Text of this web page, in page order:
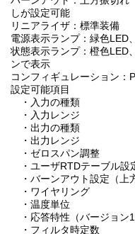
しが設定可能
リニアライザ：標準装備
電源表示ランプ：緑色LED
状態表示ランプ：橙色LED
ンで表示
コンフィギュレーション：
設定可能項目
・入力の種類
・入力レンジ
・出力の種類
・出力レンジ
・ゼロスパン調整
・ユーザRTDテーブル設
・バーンアウト設定（上
・ワイヤリング
・温度単位
・応答特性（バージョン
・フィルタ時定数